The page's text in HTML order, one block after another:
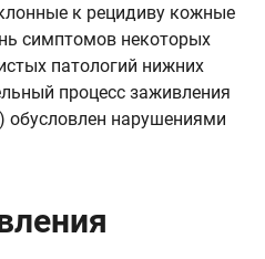
к рецидиву кожные
симптомов некоторых
патологий нижних
процесс заживления
обусловлен нарушениями